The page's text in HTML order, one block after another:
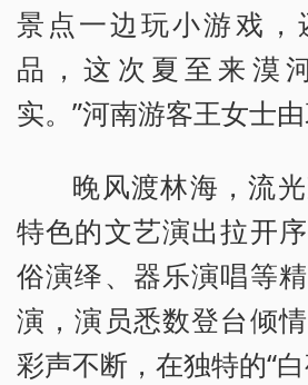
景点一边玩小游戏，
品，这次夏至来漠
实。”河南游客王女士由
晚风渡林海，流
特色的文艺演出拉开
俗演绎、器乐演唱等
演，演员悉数登台倾
彩声不断，在独特的“